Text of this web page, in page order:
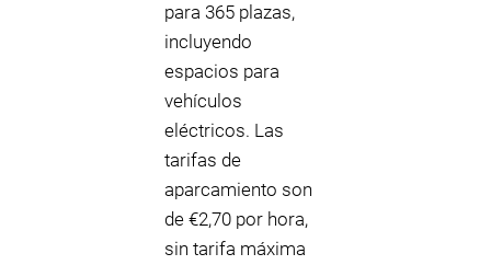
para 365 plazas,
incluyendo
espacios para
vehículos
eléctricos. Las
tarifas de
aparcamiento son
de €2,70 por hora,
sin tarifa máxima